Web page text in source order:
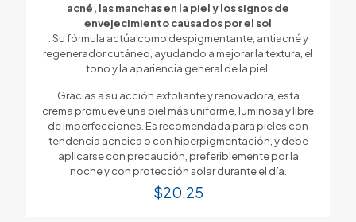
acné, las manchas en la piel y los signos de
envejecimiento causados por el sol
. Su fórmula actúa como despigmentante, antiacné y
regenerador cutáneo, ayudando a mejorar la textura, el
tono y la apariencia general de la piel.
Gracias a su acción exfoliante y renovadora, esta
crema promueve una piel más uniforme, luminosa y libre
de imperfecciones. Es recomendada para pieles con
tendencia acneica o con hiperpigmentación, y debe
aplicarse con precaución, preferiblemente por la
noche y con protección solar durante el día.
$20.25